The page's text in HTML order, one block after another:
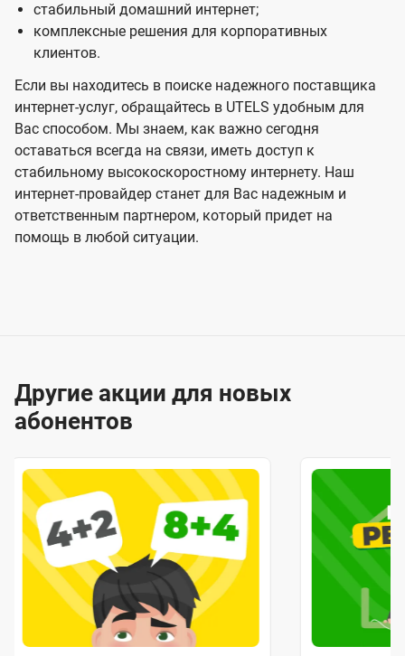
стабильный домашний интернет;
комплексные решения для корпоративных
клиентов.
Если вы находитесь в поиске надежного поставщика
интернет-услуг, обращайтесь в UTELS удобным для
Вас способом. Мы знаем, как важно сегодня
оставаться всегда на связи, иметь доступ к
стабильному высокоскоростному интернету. Наш
интернет-провайдер станет для Вас надежным и
ответственным партнером, который придет на
помощь в любой ситуации.
Другие акции для новых
абонентов